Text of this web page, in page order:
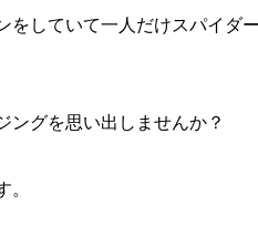
をしていて一人だけスパイダ
ングを思い出しませんか？
。